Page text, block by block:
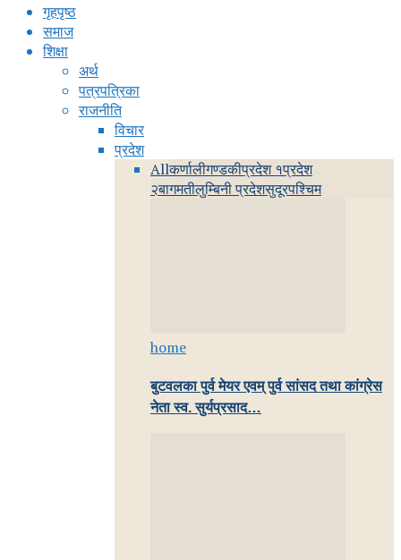
गृहपृष्ठ
समाज
शिक्षा
अर्थ
पत्रपत्रिका
राजनीति
विचार
प्रदेश
Allकर्णालीगण्डकीप्रदेश १प्रदेश
२बागमतीलुम्बिनी प्रदेशसुदूरपश्चिम
home
बुटवलका पुर्व मेयर एवम् पुर्व सांसद तथा कांग्रेस
नेता स्व. सुर्यप्रसाद…